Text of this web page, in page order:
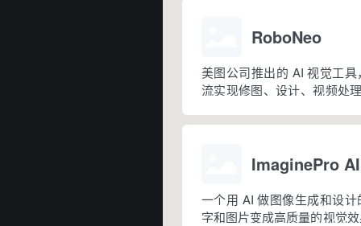
RoboNeo
美图公司推出的 AI 视觉工
流实现修图、设计、视频处
ImaginePro AI
一个用 AI 做图像生成和设
字和图片变成高质量的视觉